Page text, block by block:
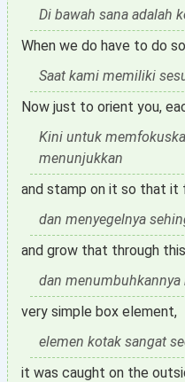
Di bawah sana adalah
When we do have to do
Saat kami memiliki
Now just to orient you,
Kini untuk
menunjukkan
and stamp on it so that it
dan menyegelnya
and grow that through
dan
very simple box element,
elemen kotak sangat
it was caught on the